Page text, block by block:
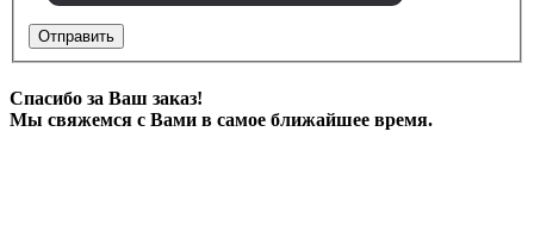
Отправить
Спасибо за Ваш заказ!
Мы свяжемся с Вами в самое ближайшее время.